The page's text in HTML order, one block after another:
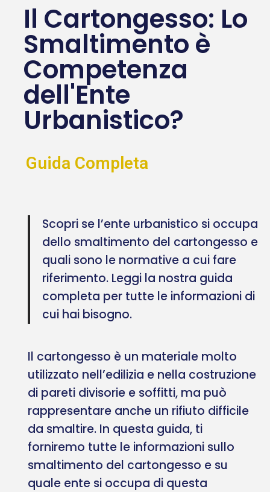
Il Cartongesso: Lo
Smaltimento è
Competenza
dell'Ente
Urbanistico?
Guida Completa
Scopri se l’ente urbanistico si occupa
dello smaltimento del cartongesso e
quali sono le normative a cui fare
riferimento. Leggi la nostra guida
completa per tutte le informazioni di
cui hai bisogno.
Il cartongesso è un materiale molto
utilizzato nell’edilizia e nella costruzione
di pareti divisorie e soffitti, ma può
rappresentare anche un rifiuto difficile
da smaltire. In questa guida, ti
forniremo tutte le informazioni sullo
smaltimento del cartongesso e su
quale ente si occupa di questa